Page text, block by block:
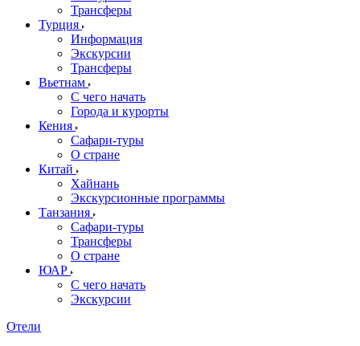
Трансферы
Турция
Информация
Экскурсии
Трансферы
Вьетнам
С чего начать
Города и курорты
Кения
Сафари-туры
О стране
Китай
Хайнань
Экскурсионные программы
Танзания
Сафари-туры
Трансферы
О стране
ЮАР
С чего начать
Экскурсии
Отели